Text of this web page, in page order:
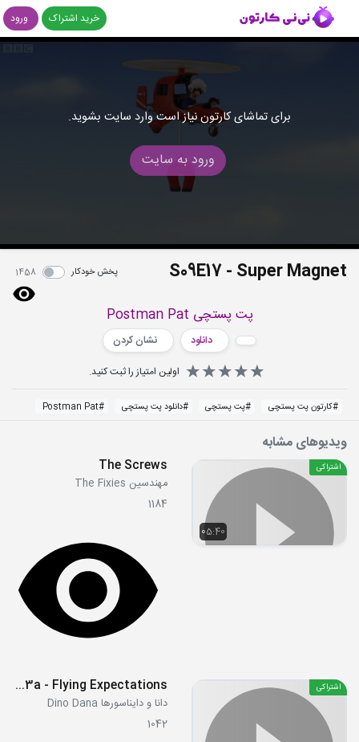
خرید اشتراک ورود
برای تماشای کارتون نیاز است وارد سایت بشوید.
ورود به سایت
S09E17 - Super Magnet پخش خودکار 1458
پت پستچی Postman Pat
دانلود
نشان کردن
اولین امتیاز را ثبت کنید.
#کارتون پت پستچی #پت پستچی #دانلود پت پستچی #
Postman Pat
ویدیوهای مشابه
05:40
اشتراکی The Screws
مهندسین The Fixies
1184
اشتراکی S4E03a - Flying Expectations
دانا و دایناسورها Dino Dana
1042